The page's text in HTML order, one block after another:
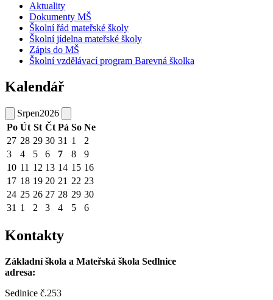
Aktuality
Dokumenty MŠ
Školní řád mateřské školy
Školní jídelna mateřské školy
Zápis do MŠ
Školní vzdělávací program Barevná školka
Kalendář
Srpen2026
Po Út St Čt Pá So Ne
27 28 29 30 31 1
2
3
4 5 6 7 8
9
10 11 12 13 14 15 16
17 18 19 20 21 22 23
24 25 26 27 28 29 30
31 1 2 3 4 5 6
Kontakty
Základní škola a Mateřská škola Sedlnice
adresa:
Sedlnice č.253